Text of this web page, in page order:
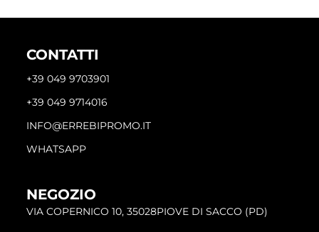
CONTATTI
+39 049 9703901
+39 049 9714016
INFO@ERREBIPROMO.IT
WHATSAPP
NEGOZIO
VIA COPERNICO 10, 35028PIOVE DI SACCO (PD)